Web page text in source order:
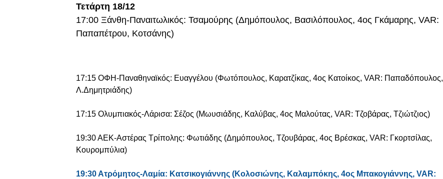
Τετάρτη 18/12
17:00 Ξάνθη-Παναιτωλικός: Τσαμούρης (Δημόπουλος, Βασιλόπουλος, 4ος Γκάμαρης, VAR:
Παπαπέτρου, Κοτσάνης)
17:15 ΟΦΗ-Παναθηναϊκός: Ευαγγέλου (Φωτόπουλος, Καρατζίκας, 4ος Κατοίκος, VAR: Παπαδόπουλος,
Λ.Δημητριάδης)
17:15 Ολυμπιακός-Λάρισα: Σέζος (Μωυσιάδης, Καλύβας, 4ος Μαλούτας, VAR: Τζοβάρας, Τζιώτζιος)
19:30 ΑΕΚ-Αστέρας Τρίπολης: Φωτιάδης (Δημόπουλος, Τζουβάρας, 4ος Βρέσκας, VAR: Γκορτσίλας,
Κουρομπύλια)
19:30 Ατρόμητος-Λαμία: Κατσικογιάννης (Κολοσιώνης, Καλαμπόκης, 4ος Μπακογιάννης, VAR: